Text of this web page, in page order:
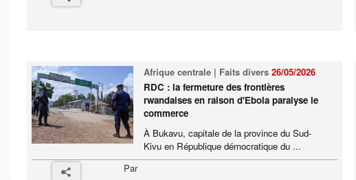
Afrique centrale | Faits divers26/05/2026
RDC : la fermeture des frontières
rwandaises en raison d'Ebola paralyse le
commerce
À Bukavu, capitale de la province du Sud-
Kivu en République démocratique du ...
Par